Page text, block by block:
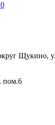
0
Щукино,
пом.6